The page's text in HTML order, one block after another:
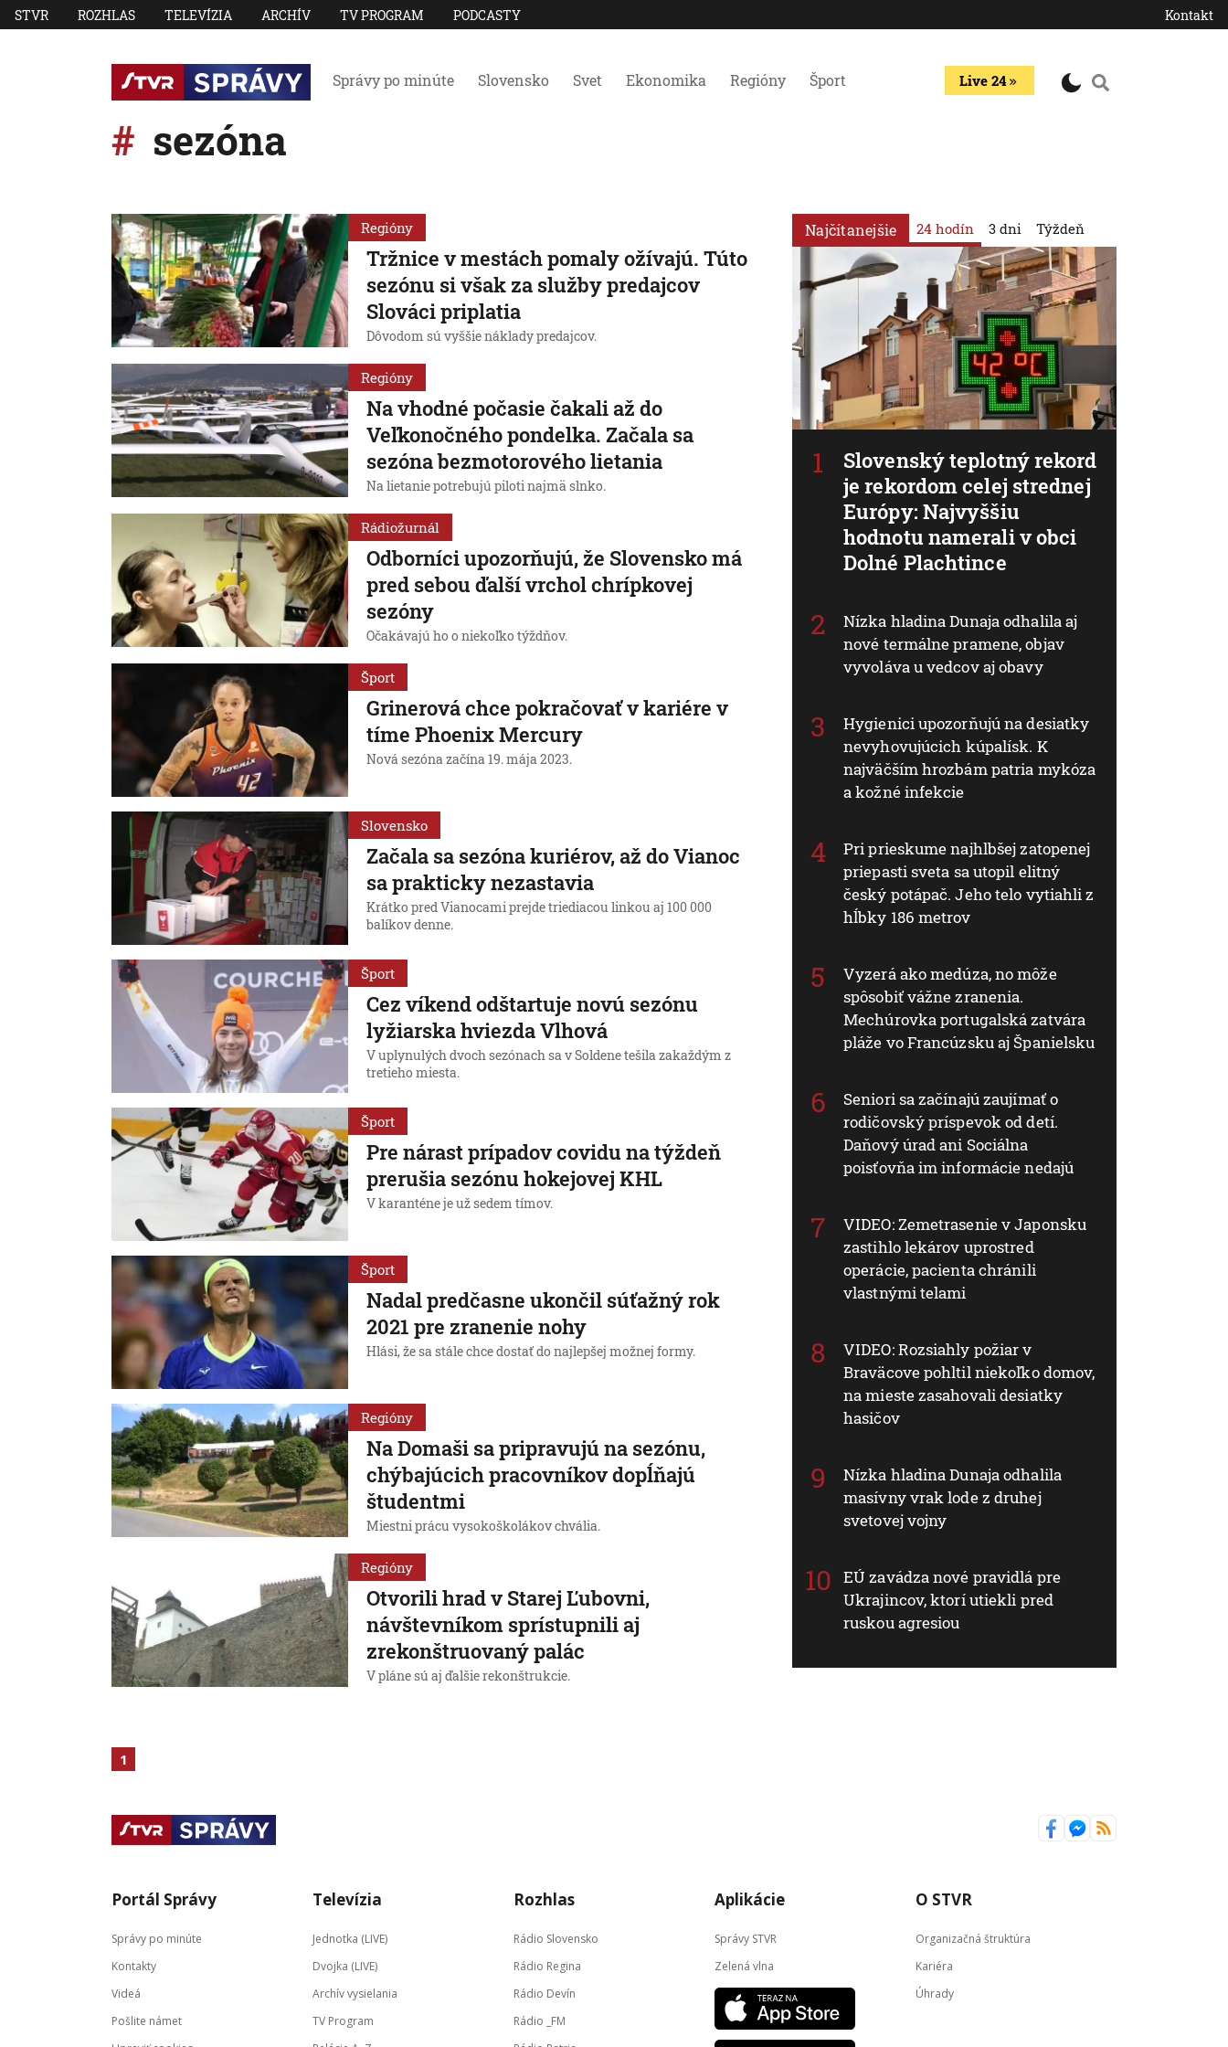
STVR ROZHLAS TELEVÍZIA ARCHÍV TV PROGRAM PODCASTY Kontakt
Správy po minúte Slovensko Svet Ekonomika Regióny Šport Live 24
sezóna
Regióny
Tržnice v mestách pomaly ožívajú. Túto
sezónu si však za služby predajcov
Slováci priplatia
Dôvodom sú vyššie náklady predajcov.
Regióny
Na vhodné počasie čakali až do
Veľkonočného pondelka. Začala sa
sezóna bezmotorového lietania
Na lietanie potrebujú piloti najmä slnko.
Rádiožurnál
Odborníci upozorňujú, že Slovensko má
pred sebou ďalší vrchol chrípkovej
sezóny
Očakávajú ho o niekoľko týždňov.
Šport
Grinerová chce pokračovať v kariére v
tíme Phoenix Mercury
Nová sezóna začína 19. mája 2023.
Slovensko
Začala sa sezóna kuriérov, až do Vianoc
sa prakticky nezastavia
Krátko pred Vianocami prejde triediacou linkou aj 100 000
balíkov denne.
Šport
Cez víkend odštartuje novú sezónu
lyžiarska hviezda Vlhová
V uplynulých dvoch sezónach sa v Soldene tešila zakaždým z
tretieho miesta.
Šport
Pre nárast prípadov covidu na týždeň
prerušia sezónu hokejovej KHL
V karanténe je už sedem tímov.
Šport
Nadal predčasne ukončil súťažný rok
2021 pre zranenie nohy
Hlási, že sa stále chce dostať do najlepšej možnej formy.
Regióny
Na Domaši sa pripravujú na sezónu,
chýbajúcich pracovníkov dopĺňajú
študentmi
Miestni prácu vysokoškolákov chvália.
Regióny
Otvorili hrad v Starej Ľubovni,
návštevníkom sprístupnili aj
zrekonštruovaný palác
V pláne sú aj ďalšie rekonštrukcie.
Najčítanejšie 24 hodín
Slovenský teplotný rekord
je rekordom celej strednej
Európy: Najvyššiu
hodnotu namerali v obci
Dolné Plachtince
Nízka hladina Dunaja odhalila aj
nové termálne pramene, objav
vyvoláva u vedcov aj obavy
Hygienici upozorňujú na desiatky
nevyhovujúcich kúpalísk. K
najväčším hrozbám patria mykóza
a kožné infekcie
Pri prieskume najhlbšej zatopenej
priepasti sveta sa utopil elitný
český potápač. Jeho telo vytiahli z
hĺbky 186 metrov
Vyzerá ako medúza, no môže
spôsobiť vážne zranenia.
Mechúrovka portugalská zatvára
pláže vo Francúzsku aj Španielsku
Seniori sa začínajú zaujímať o
rodičovský príspevok od detí.
Daňový úrad ani Sociálna
poisťovňa im informácie nedajú
VIDEO: Zemetrasenie v Japonsku
zastihlo lekárov uprostred
operácie, pacienta chránili
vlastnými telami
VIDEO: Rozsiahly požiar v
Braväcove pohltil niekoľko domov,
na mieste zasahovali desiatky
hasičov
Nízka hladina Dunaja odhalila
masívny vrak lode z druhej
svetovej vojny
EÚ zavádza nové pravidlá pre
Ukrajincov, ktorí utiekli pred
ruskou agresiou
3 dni Týždeň
1
Portál Správy
Správy po minúte
Kontakty
Videá
Pošlite námet
Televízia
Jednotka (LIVE)
Dvojka (LIVE)
Archív vysielania
TV Program
Rozhlas
Rádio Slovensko
Rádio Regina
Rádio Devín
Rádio _FM
Aplikácie
Správy STVR
Zelená vlna
O STVR
Organizačná štruktúra
Kariéra
Úhrady